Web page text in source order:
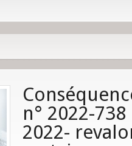
n° 2022-
2022-